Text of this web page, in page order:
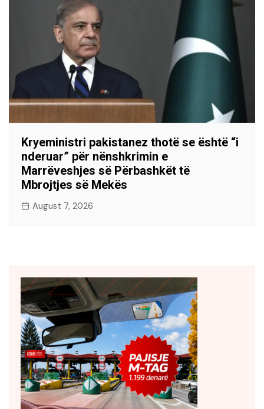
Kryeministri pakistanez thotë se është “i
nderuar” për nënshkrimin e
Marrëveshjes së Përbashkët të
Mbrojtjes së Mekës
August 7, 2026